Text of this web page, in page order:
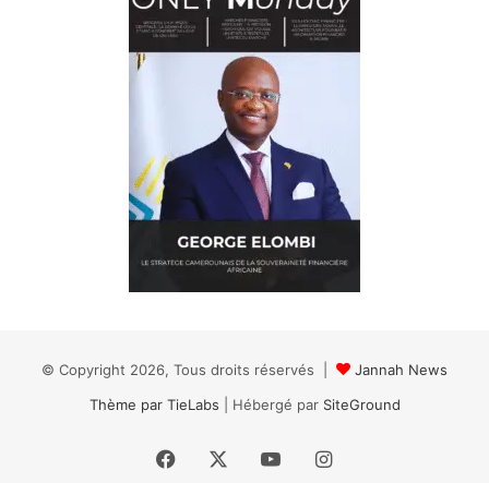
© Copyright 2026, Tous droits réservés |
Jannah News
Thème par TieLabs | Hébergé par SiteGround
Facebook YouTubeInstagram